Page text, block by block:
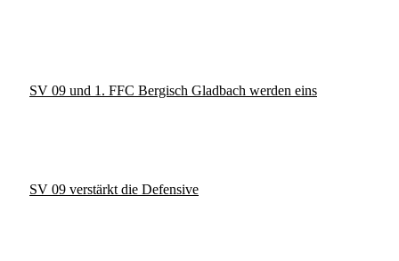
SV 09 und 1. FFC Bergisch Gladbach werden eins
SV 09 verstärkt die Defensive